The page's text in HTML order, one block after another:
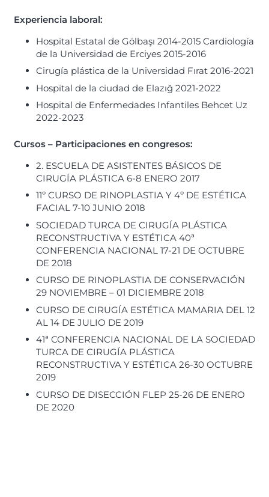
Experiencia laboral:
Hospital Estatal de Gölbaşı 2014-2015 Cardiología
de la Universidad de Erciyes 2015-2016
Cirugía plástica de la Universidad Fırat 2016-2021
Hospital de la ciudad de Elazığ 2021-2022
Hospital de Enfermedades Infantiles Behcet Uz
2022-2023
Cursos – Participaciones en congresos:
2. ESCUELA DE ASISTENTES BÁSICOS DE
CIRUGÍA PLÁSTICA 6-8 ENERO 2017
11º CURSO DE RINOPLASTIA Y 4º DE ESTÉTICA
FACIAL 7-10 JUNIO 2018
SOCIEDAD TURCA DE CIRUGÍA PLÁSTICA
RECONSTRUCTIVA Y ESTÉTICA 40ª
CONFERENCIA NACIONAL 17-21 DE OCTUBRE
DE 2018
CURSO DE RINOPLASTIA DE CONSERVACIÓN
29 NOVIEMBRE – 01 DICIEMBRE 2018
CURSO DE CIRUGÍA ESTÉTICA MAMARIA DEL 12
AL 14 DE JULIO DE 2019
41ª CONFERENCIA NACIONAL DE LA SOCIEDAD
TURCA DE CIRUGÍA PLÁSTICA
RECONSTRUCTIVA Y ESTÉTICA 26-30 OCTUBRE
2019
CURSO DE DISECCIÓN FLEP 25-26 DE ENERO
DE 2020